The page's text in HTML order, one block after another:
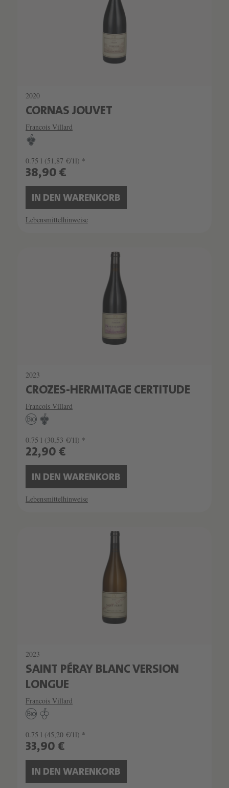
2020
CORNAS JOUVET
Francois Villard
0.75 l (51,87 €/1l) *
38,90 €
IN DEN WARENKORB
Lebensmittelhinweise
2023
CROZES-HERMITAGE CERTITUDE
Francois Villard
0.75 l (30,53 €/1l) *
22,90 €
IN DEN WARENKORB
Lebensmittelhinweise
2023
SAINT PÉRAY BLANC VERSION
LONGUE
Francois Villard
0.75 l (45,20 €/1l) *
33,90 €
IN DEN WARENKORB